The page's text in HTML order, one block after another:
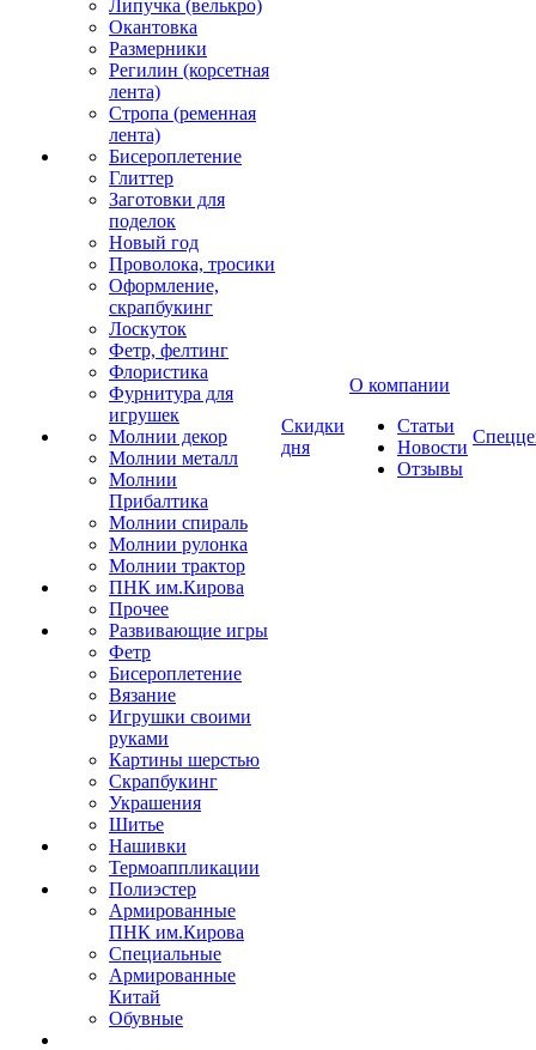
Липучка (велькро)
Окантовка
Размерники
Регилин (корсетная
лента)
Стропа (ременная
лента)
Бисероплетение
Глиттер
Заготовки для
поделок
Новый год
Проволока, тросики
Оформление,
скрапбукинг
Лоскуток
Фетр, фелтинг
Флористика
Фурнитура для
игрушек
Молнии декор
Молнии металл
Молнии
Прибалтика
Молнии спираль
Молнии рулонка
Молнии трактор
ПНК им.Кирова
Прочее
Развивающие игры
Фетр
Бисероплетение
Вязание
Игрушки своими
руками
Картины шерстью
Скрапбукинг
Украшения
Шитье
Нашивки
Термоаппликации
Полиэстер
Армированные
ПНК им.Кирова
Специальные
Армированные
Китай
Обувные
Скидки
дня
О компании
Статьи
Новости
Отзывы